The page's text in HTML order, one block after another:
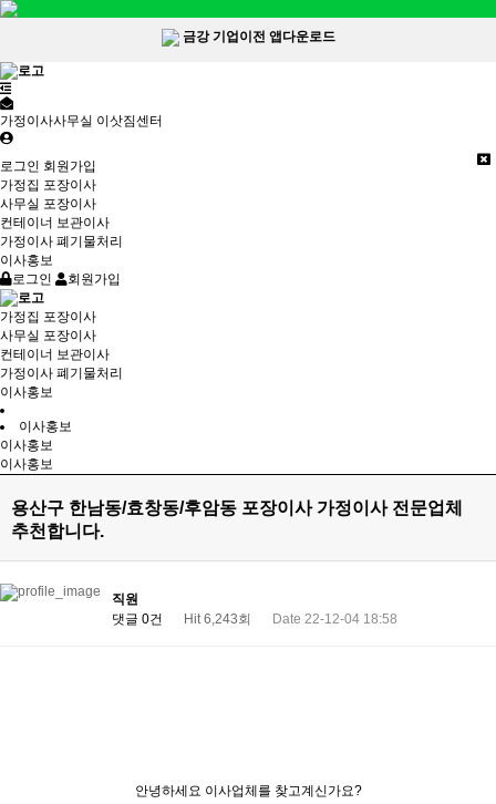
금강 기업이전 앱다운로드
가정이사사무실 이삿짐센터
로그인 회원가입
가정집 포장이사
사무실 포장이사
컨테이너 보관이사
가정이사 폐기물처리
이사홍보
로그인
회원가입
가정집 포장이사
사무실 포장이사
컨테이너 보관이사
가정이사 폐기물처리
이사홍보
이사홍보
이사홍보
이사홍보
용산구 한남동/효창동/후암동 포장이사 가정이사 전문업체
추천합니다.
직원
댓글 0건
Hit 6,243회 Date 22-12-04 18:58
안녕하세요 이사업체를 찾고계신가요?